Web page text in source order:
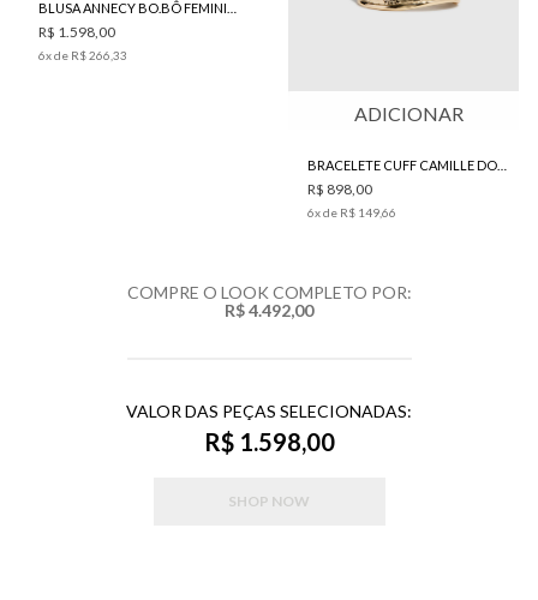
R$ 1.598,00
6x de R$ 266,33
ADICIONAR
R$ 898,00
6x de R$ 149,66
COMPRE O LOOK COMPLETO POR:
R$ 4.492,00
VALOR DAS PEÇAS SELECIONADAS:
R$ 1.598,00
SHOP NOW